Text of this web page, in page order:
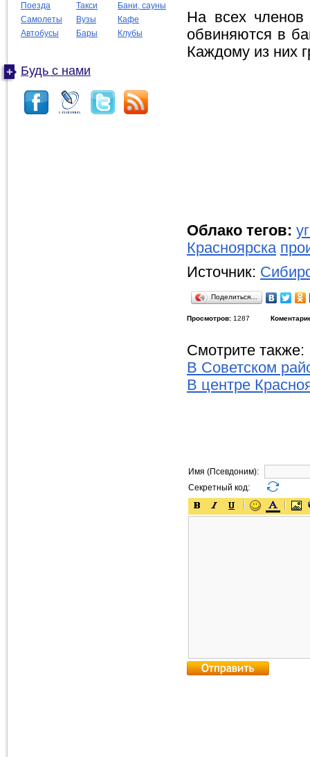
Поезда Такси
Бани, сауны
Самолеты
Вузы
Кафе
Автобусы
Бары Клубы
Будь с нами
На всех членов
обвиняются в
Каждому из них
Облако тегов:
Красноярска
Источник:
Поделиться…
Просмотров: 1287
Смотрите также:
В Советском
В центре
Имя (Псевдоним):
Секретный код: